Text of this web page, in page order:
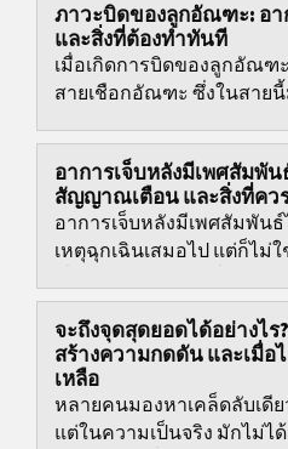
ภาวะบิดของลูกอัณฑะ: อา
และสิ่งที่ต้องทำทันที
เมื่อเกิดการบิดของลูกอัณ
สายเชือกอัณฑะ ซึ่งในสาย
อาการเจ็บหลังมีเพศสัมพั
สัญญาณเตือน และสิ่งที่คว
อาการเจ็บหลังมีเพศสัมพัน
เหตุฉุกเฉินเสมอไป แต่ก็ไม่
แห้ง...
จะถึงจุดสุดยอดได้อย่างไร
สร้างความกดดัน และเมื่
เหลือ
หลายคนมองหาเคล็ดลับเดี
แต่ในความเป็นจริง มักไม่